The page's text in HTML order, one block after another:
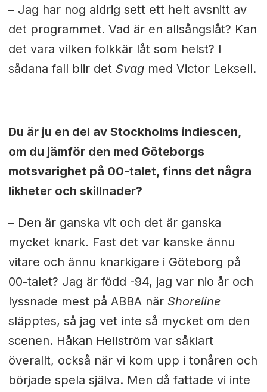
– Jag har nog aldrig sett ett helt avsnitt av
det programmet. Vad är en allsångslåt? Kan
det vara vilken folkkär låt som helst? I
sådana fall blir det Svagmed Victor Leksell.
Du är ju en del av Stockholms indiescen,
om du jämför den med Göteborgs
motsvarighet på 00-talet, finns det några
likheter och skillnader?
– Den är ganska vit och det är ganska
mycket knark. Fast det var kanske ännu
vitare och ännu knarkigare i Göteborg på
00-talet? Jag är född -94, jag var nio år och
lyssnade mest på ABBA när Shoreline
släpptes, så jag vet inte så mycket om den
scenen. Håkan Hellström var såklart
överallt, också när vi kom upp i tonåren och
började spela själva. Men då fattade vi inte